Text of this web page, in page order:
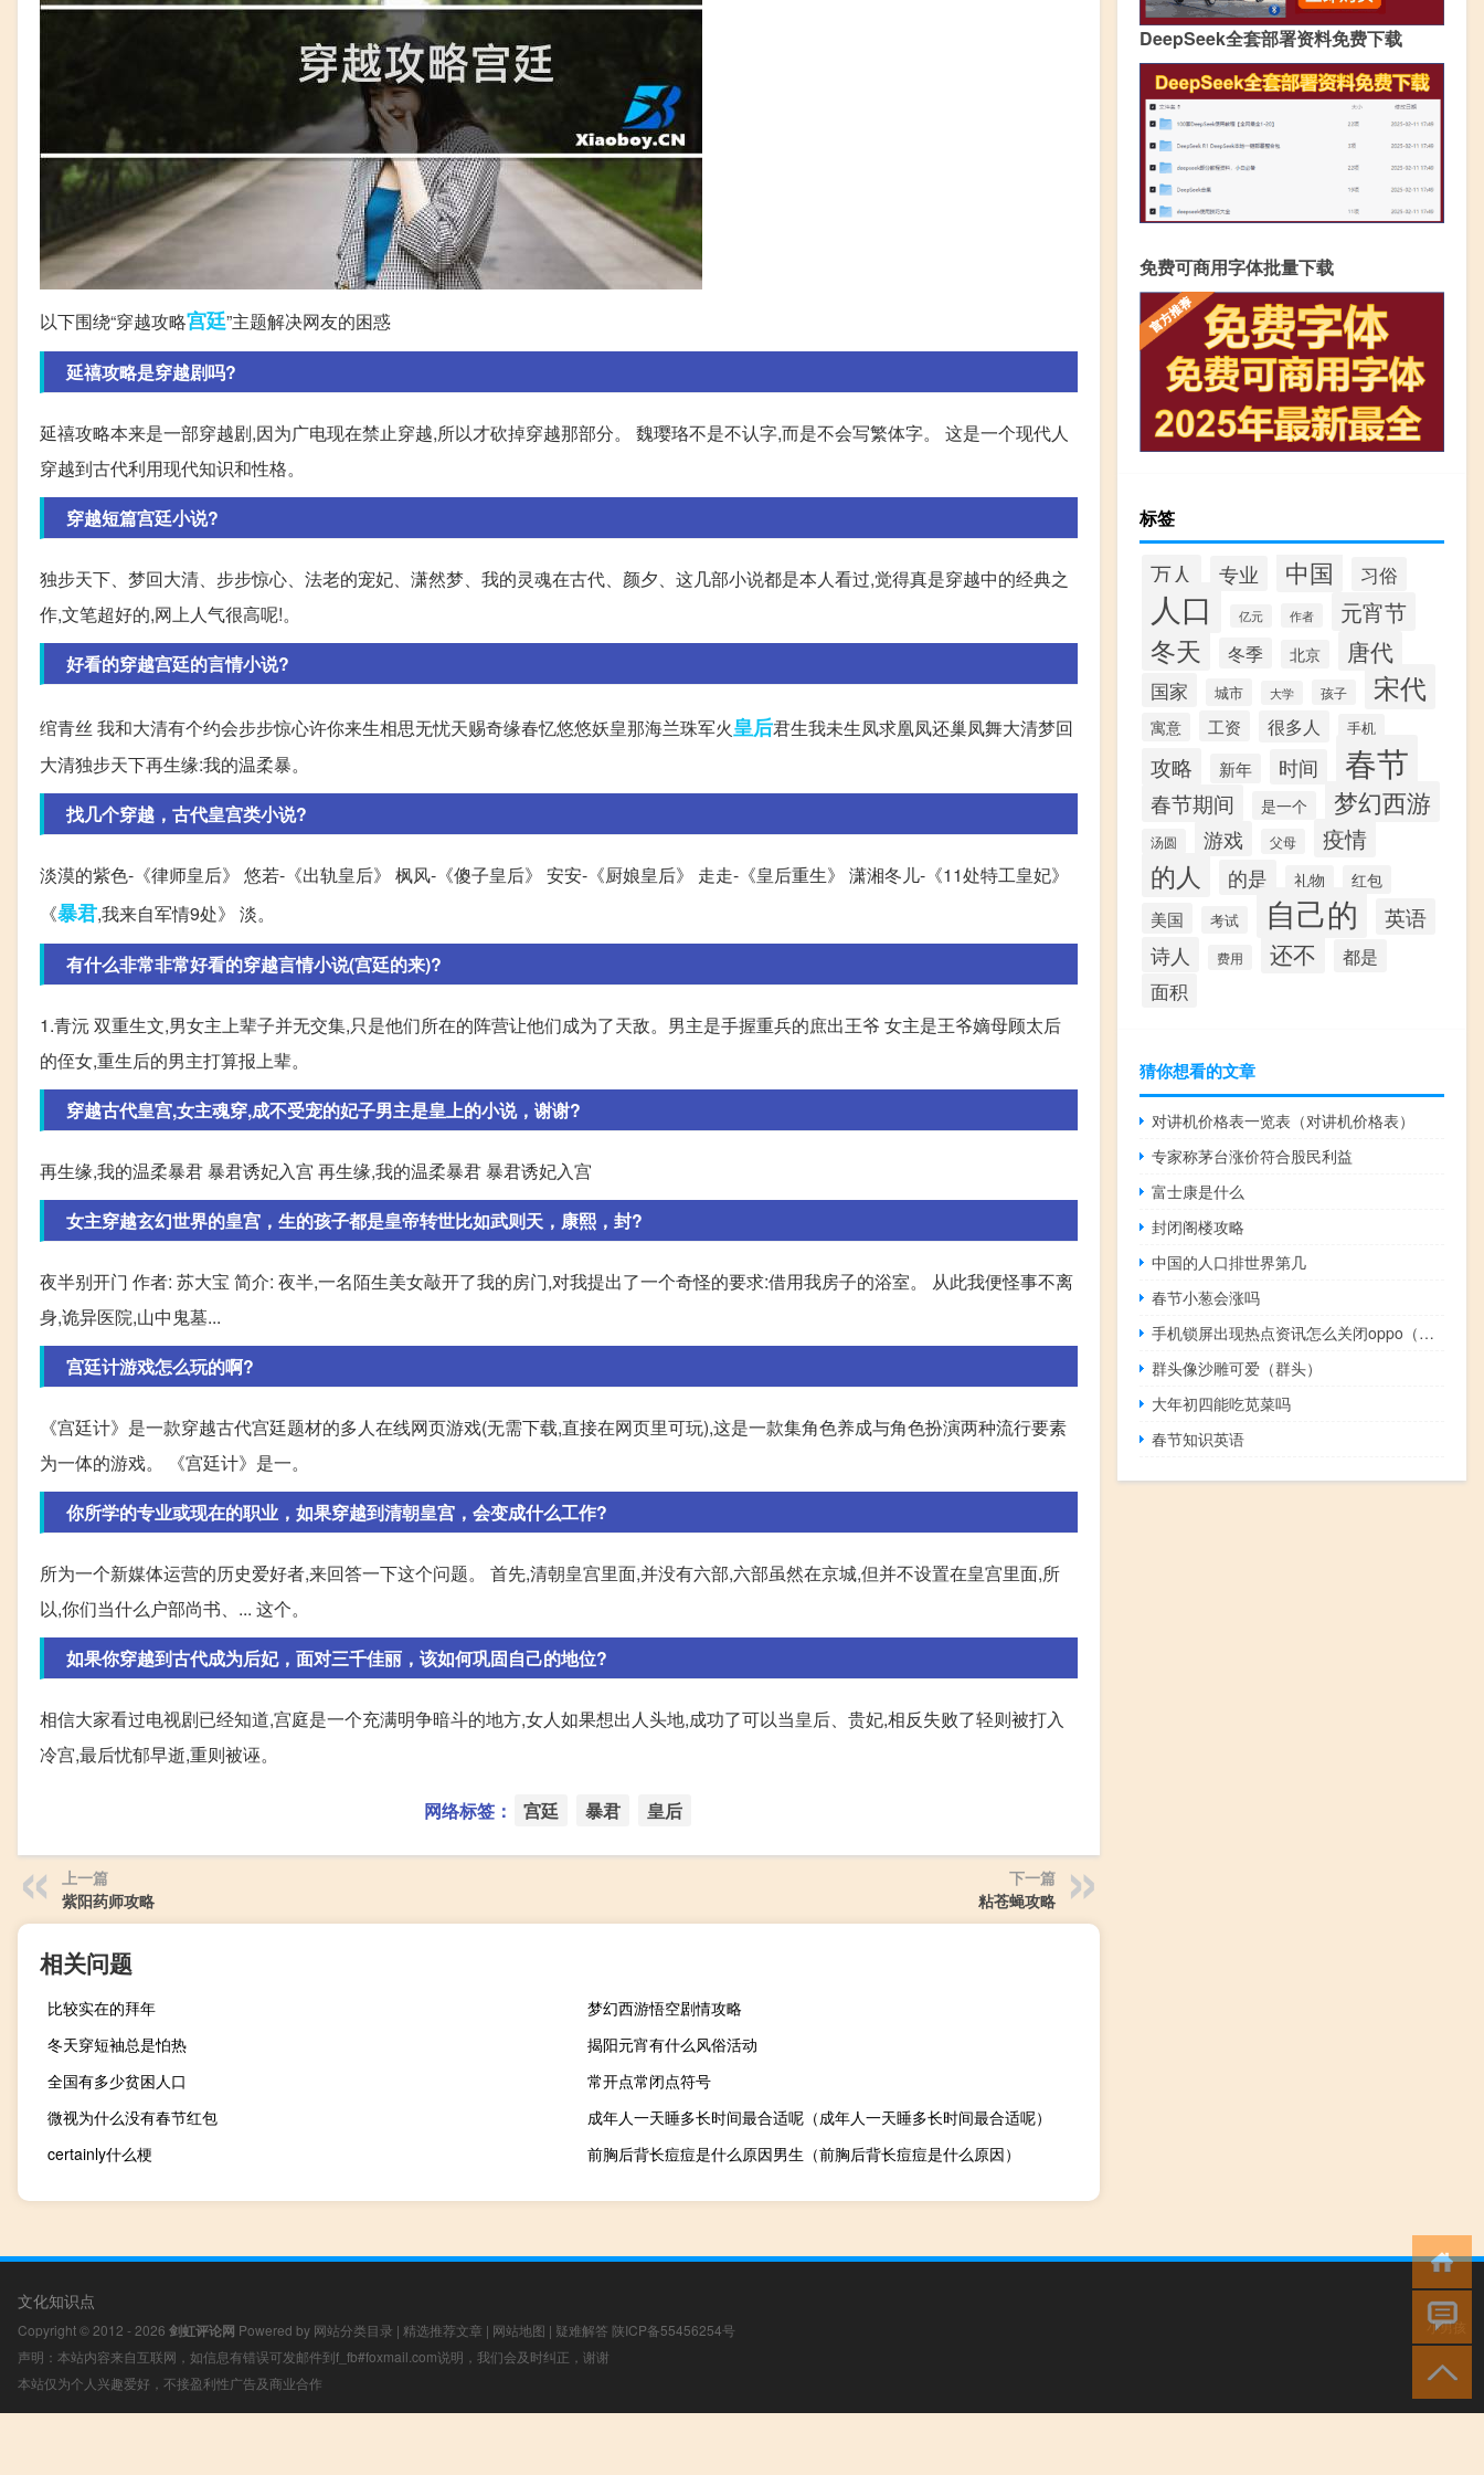
以下围绕“穿越攻略宫廷”主题解决网友的困惑
延禧攻略是穿越剧吗?
延禧攻略本来是一部穿越剧,因为广电现在禁止穿越,所以才砍掉穿越那部分。 魏璎珞不是不认字,而是不会写繁体字。 这是一个现代人
穿越到古代利用现代知识和性格。
穿越短篇宫廷小说?
独步天下、梦回大清、步步惊心、法老的宠妃、潇然梦、我的灵魂在古代、颜夕、这几部小说都是本人看过,觉得真是穿越中的经典之
作,文笔超好的,网上人气很高呢!。
好看的穿越宫廷的言情小说?
绾青丝 我和大清有个约会步步惊心许你来生相思无忧天赐奇缘春忆悠悠妖皇那海兰珠军火皇后君生我未生凤求凰凤还巢凤舞大清梦回
大清独步天下再生缘:我的温柔暴。
找几个穿越，古代皇宫类小说?
淡漠的紫色-《律师皇后》 悠若-《出轨皇后》 枫风-《傻子皇后》 安安-《厨娘皇后》 走走-《皇后重生》 潇湘冬儿-《11处特工皇妃》
《暴君,我来自军情9处》 淡。
有什么非常非常好看的穿越言情小说(宫廷的来)?
1.青沅 双重生文,男女主上辈子并无交集,只是他们所在的阵营让他们成为了天敌。男主是手握重兵的庶出王爷 女主是王爷嫡母顾太后
的侄女,重生后的男主打算报上辈。
穿越古代皇宫,女主魂穿,成不受宠的妃子男主是皇上的小说，谢谢?
再生缘,我的温柔暴君 暴君诱妃入宫 再生缘,我的温柔暴君 暴君诱妃入宫
女主穿越玄幻世界的皇宫，生的孩子都是皇帝转世比如武则天，康熙，封?
夜半别开门 作者: 苏大宝 简介: 夜半,一名陌生美女敲开了我的房门,对我提出了一个奇怪的要求:借用我房子的浴室。 从此我便怪事不离
身,诡异医院,山中鬼墓...
宫廷计游戏怎么玩的啊?
《宫廷计》是一款穿越古代宫廷题材的多人在线网页游戏(无需下载,直接在网页里可玩),这是一款集角色养成与角色扮演两种流行要素
为一体的游戏。 《宫廷计》是一。
你所学的专业或现在的职业，如果穿越到清朝皇宫，会变成什么工作?
所为一个新媒体运营的历史爱好者,来回答一下这个问题。 首先,清朝皇宫里面,并没有六部,六部虽然在京城,但并不设置在皇宫里面,所
以,你们当什么户部尚书、... 这个。
如果你穿越到古代成为后妃，面对三千佳丽，该如何巩固自己的地位?
相信大家看过电视剧已经知道,宫庭是一个充满明争暗斗的地方,女人如果想出人头地,成功了可以当皇后、贵妃,相反失败了轻则被打入
冷宫,最后忧郁早逝,重则被诬。
网络标签： 宫廷 暴君 皇后
上一篇
紫阳药师攻略
下一篇
粘苍蝇攻略
相关问题
比较实在的拜年
梦幻西游悟空剧情攻略
冬天穿短袖总是怕热
揭阳元宵有什么风俗活动
全国有多少贫困人口
常开点常闭点符号
微视为什么没有春节红包
成年人一天睡多长时间最合适呢（成年人一天睡多长时间最合适呢）
certainly什么梗
前胸后背长痘痘是什么原因男生（前胸后背长痘痘是什么原因）
DeepSeek全套部署资料免费下载
免费可商用字体批量下载
标签
万人 专业 中国 习俗
人口 亿元 作者 元宵节
冬天 冬季 北京 唐代
国家 城市 大学 孩子 宋代
寓意 工资 很多人 手机
攻略 新年 时间 春节
春节期间 是一个 梦幻西游
汤圆 游戏 父母 疫情
的人 的是 礼物 红包
美国 考试 自己的 英语
诗人 费用 还不 都是
面积
猜你想看的文章
对讲机价格表一览表（对讲机价格表）
专家称茅台涨价符合股民利益
富士康是什么
封闭阁楼攻略
中国的人口排世界第几
春节小葱会涨吗
手机锁屏出现热点资讯怎么关闭oppo（手机锁屏出现热点资讯）
群头像沙雕可爱（群头）
大年初四能吃苋菜吗
春节知识英语
文化知识点
Copyright © 2012 - 2026 剑虹评论网 Powered by 网站分类目录 | 精选推荐文章 | 网站地图 | 疑难解答 陕ICP备55456254号
声明：本站内容来自互联网，如信息有错误可发邮件到f_fb#foxmail.com说明，我们会及时纠正，谢谢
本站仅为个人兴趣爱好，不接盈利性广告及商业合作
小男孩